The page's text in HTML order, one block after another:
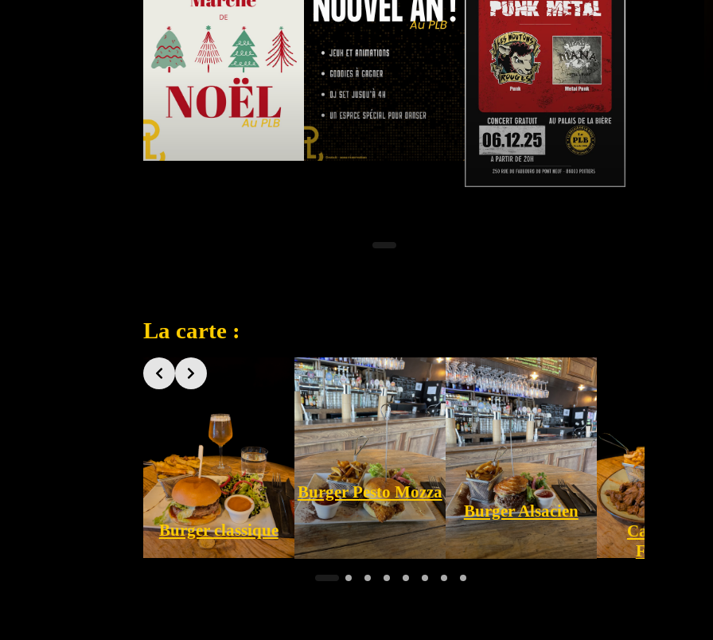
La carte :
Burger classique
Burger Pesto Mozza
Burger Alsacien
Carbonnade
Flamande